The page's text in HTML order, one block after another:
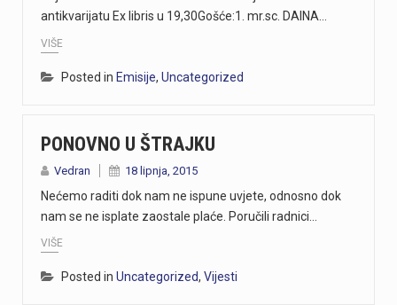
antikvarijatu Ex libris u 19,30Gošće:1. mr.sc. DAINA…
VIŠE
Posted in Emisije, Uncategorized
PONOVNO U ŠTRAJKU
Vedran 18 lipnja, 2015
Nećemo raditi dok nam ne ispune uvjete, odnosno dok
nam se ne isplate zaostale plaće. Poručili radnici…
VIŠE
Posted in Uncategorized, Vijesti